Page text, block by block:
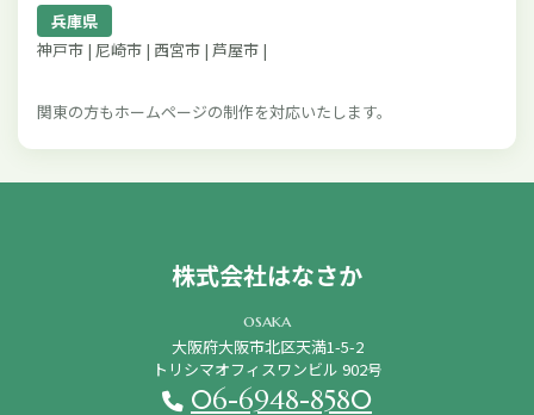
兵庫県
神戸市 | 尼崎市 | 西宮市 | 芦屋市 |
関東の方もホームページの制作を対応いたします。
株式会社はなさか
osaka
大阪府大阪市北区天満1-5-2
トリシマオフィスワンビル 902号
06-6948-8580